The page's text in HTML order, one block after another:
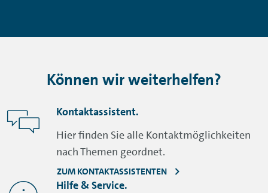
Können wir weiterhelfen?
Kontaktassistent.
Hier finden Sie alle Kontaktmöglichkeiten
nach Themen geordnet.
ZUM KONTAKTASSISTENTEN
Hilfe & Service.